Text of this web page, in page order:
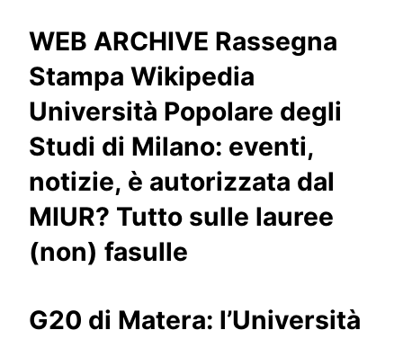
WEB ARCHIVE Rassegna
Stampa Wikipedia
Università Popolare degli
Studi di Milano: eventi,
notizie, è autorizzata dal
MIUR? Tutto sulle lauree
(non) fasulle
G20 di Matera: l’Università